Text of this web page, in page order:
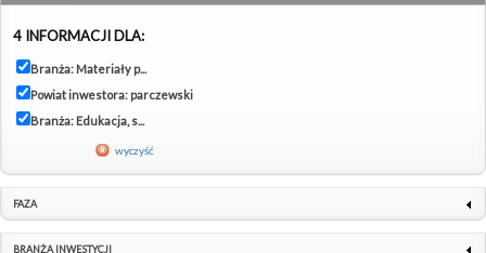
4 INFORMACJI DLA:
Branża: Materiały p...
Powiat inwestora: parczewski
Branża: Edukacja, s...
wyczyść
FAZA
BRANŻA INWESTYCJI